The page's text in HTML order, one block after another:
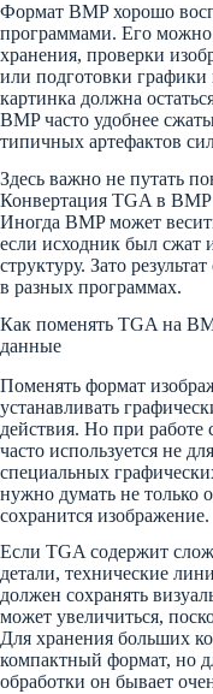
Формат BMP хорошо
программами. Его можно
хранения, проверки
или подготовки
картинка должна
BMP часто удобнее
типичных артефактов
Здесь важно не путать
Конвертация TGA в BMP
Иногда BMP может
если исходник был
структуру. Зато
в разных программах.
Как поменять TGA на
данные
Поменять формат
устанавливать
действия. Но при
часто используется не
специальных
нужно думать не только
сохранится изображение.
Если TGA содержит
детали, технические
должен сохранять
может увеличиться,
Для хранения больших
компактный формат, но
обработки он бывает